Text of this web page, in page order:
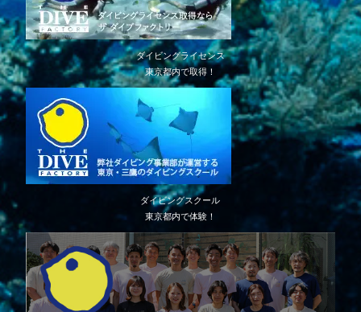
ダイビングライセンス
東京都内で取得！
ダイビングスクール
東京都内で体験！